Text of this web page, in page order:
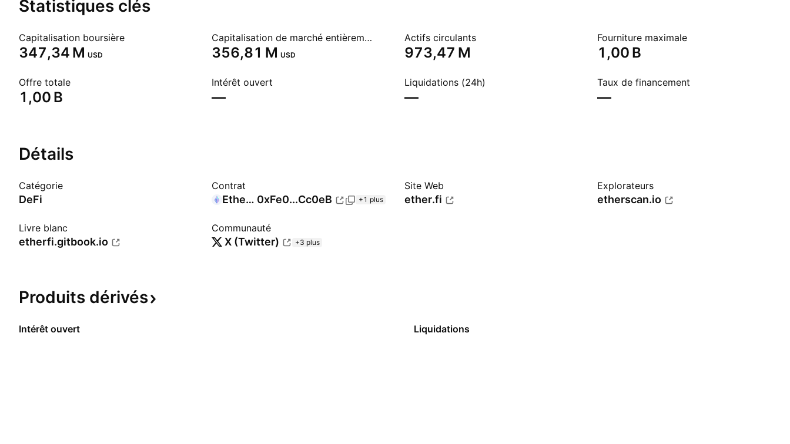
Statistiques clés
Capitalisation boursière
‪347,34 M‬ USD
Capitalisation de marché entièrement diluée
‪356,81 M‬ USD
Actifs circulants
‪973,47 M‬
Fourniture maximale
‪1,00 B‬
Offre totale
‪1,00 B‬
Intérêt ouvert
—
Liquidations (24h)
—
Taux de financement
—
Détails
Catégorie
DeFi
Contrat
Ethereum 0xFe0...Cc0eB +1 plus
Site Web
ether.fi
Explorateurs
etherscan.io
Livre blanc
etherfi.gitbook.io
Communauté
X (Twitter) +3 plus
Produits dérivés
Intérêt ouvert Liquidations